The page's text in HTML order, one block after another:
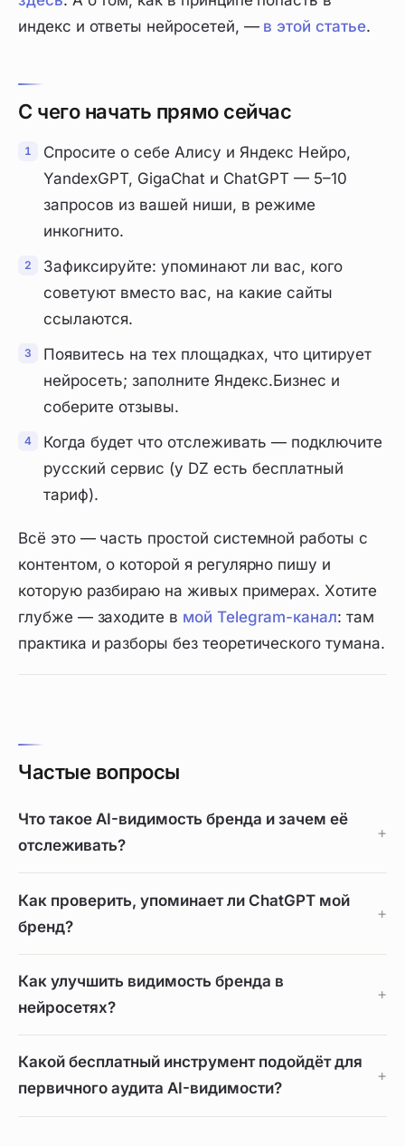
индекс и ответы нейросетей, — в этой статье.
С чего начать прямо сейчас
Спросите о себе Алису и Яндекс Нейро,
YandexGPT, GigaChat и ChatGPT — 5–10
запросов из вашей ниши, в режиме
инкогнито.
Зафиксируйте: упоминают ли вас, кого
советуют вместо вас, на какие сайты
ссылаются.
Появитесь на тех площадках, что цитирует
нейросеть; заполните Яндекс.Бизнес и
соберите отзывы.
Когда будет что отслеживать — подключите
русский сервис (у DZ есть бесплатный
тариф).
Всё это — часть простой системной работы с
контентом, о которой я регулярно пишу и
которую разбираю на живых примерах. Хотите
глубже — заходите в мой Telegram-канал: там
практика и разборы без теоретического тумана.
Частые вопросы
Что такое AI-видимость бренда и зачем её
отслеживать?
Как проверить, упоминает ли ChatGPT мой
бренд?
Как улучшить видимость бренда в
нейросетях?
Какой бесплатный инструмент подойдёт для
первичного аудита AI-видимости?